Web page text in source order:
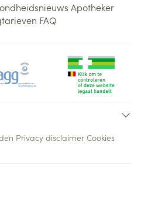
Apotheker
FAQ
Privacy disclaimer Cookies